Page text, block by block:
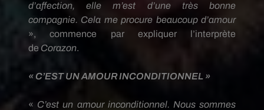
d’affection, elle m’est d’une très bonne
compagnie. Cela me procure beaucoup d’amour
», commence par expliquer l’interprète
de Corazon.
« C’EST UN AMOUR INCONDITIONNEL »
« C’est un amour inconditionnel. Nous sommes